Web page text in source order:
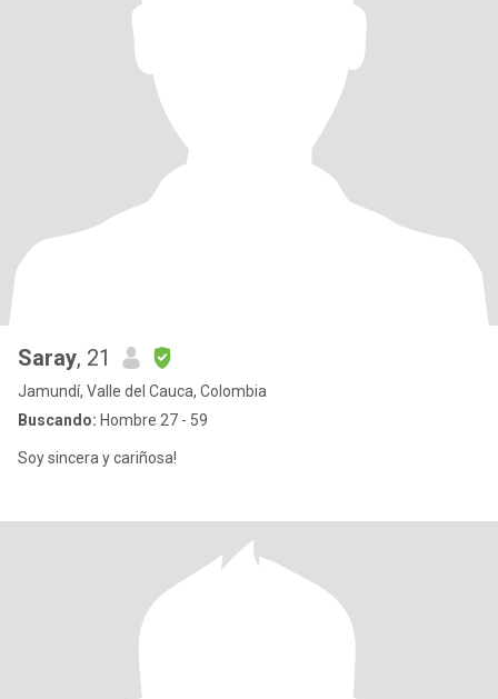
Saray, 21
Jamundí, Valle del Cauca, Colombia
Buscando: Hombre 27 - 59
Soy sincera y cariñosa!